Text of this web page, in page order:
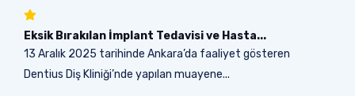
Eksik Bırakılan İmplant Tedavisi ve Hasta...
13 Aralık 2025 tarihinde Ankara’da faaliyet gösteren
Dentius Diş Kliniği’nde yapılan muayene...